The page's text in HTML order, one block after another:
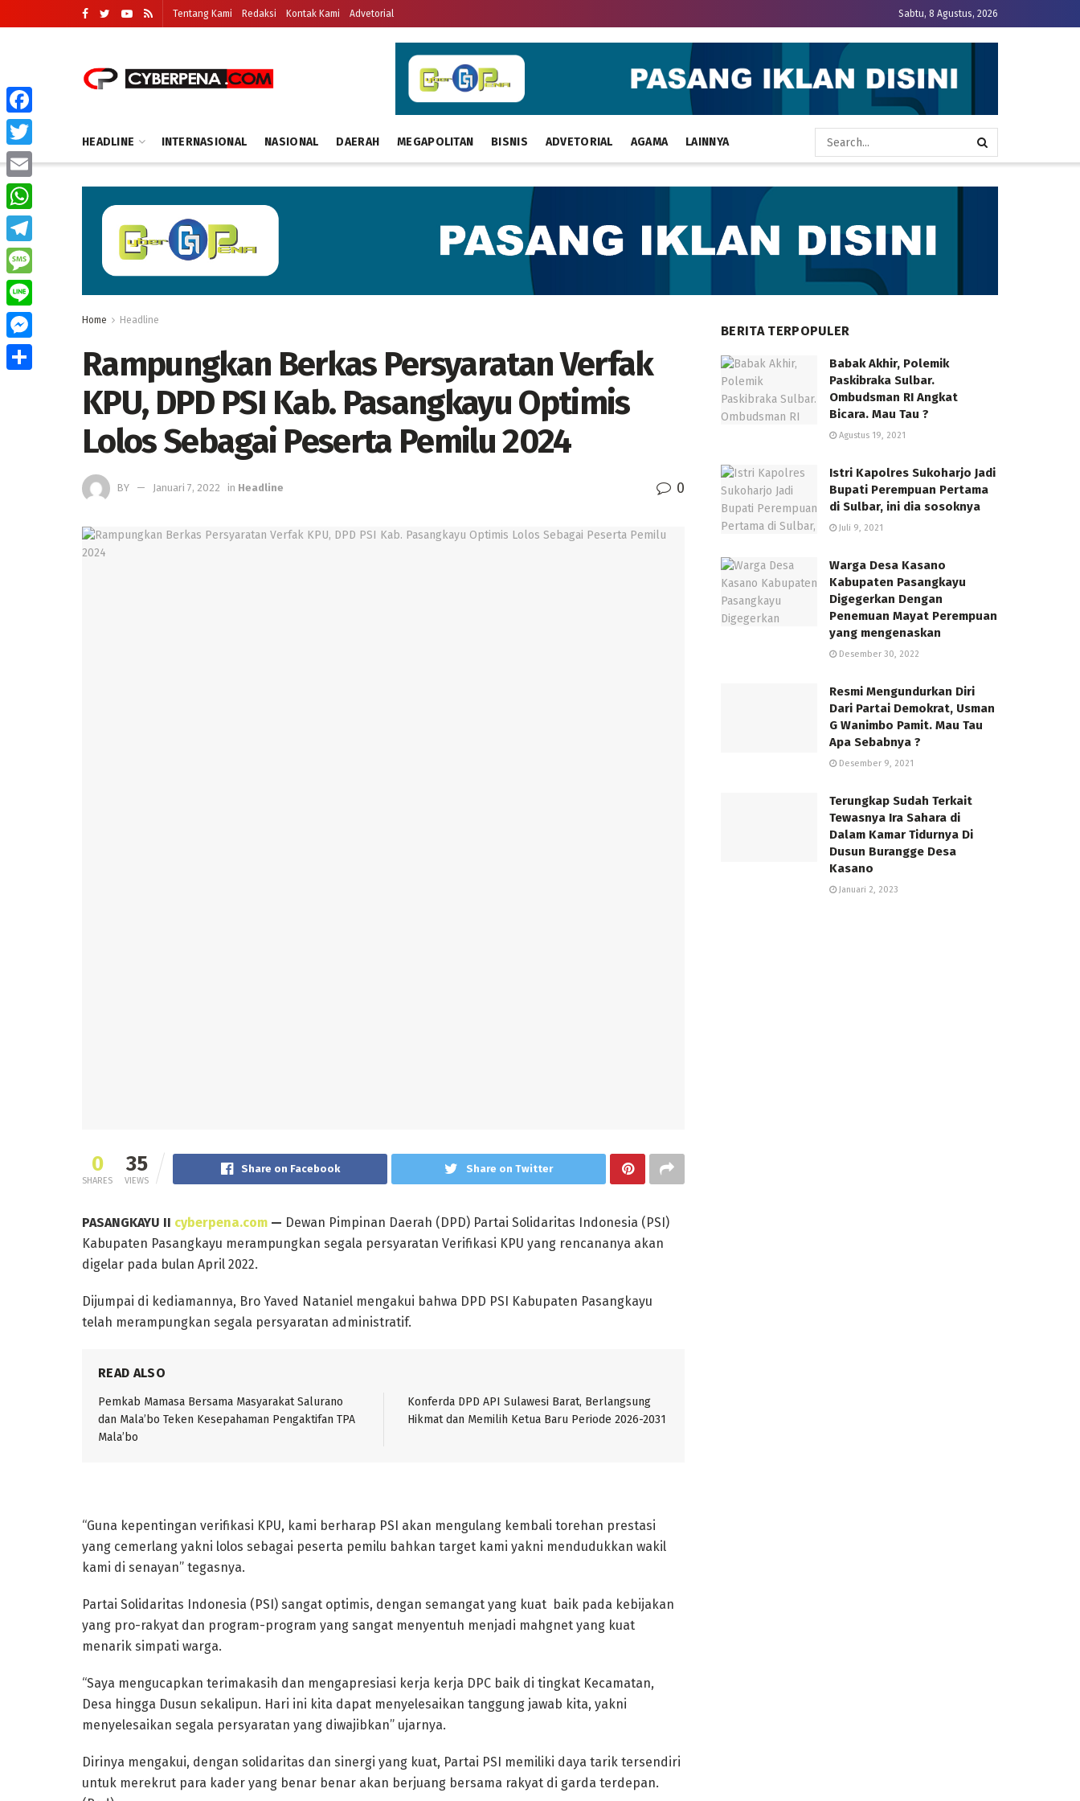
Tentang Kami Redaksi Kontak Kami Advetorial Sabtu, 8 Agustus, 2026
HEADLINE INTERNASIONAL NASIONAL DAERAH MEGAPOLITAN BISNIS ADVETORIAL AGAMA LAINNYA
Home Headline
Rampungkan Berkas Persyaratan Verfak
KPU, DPD PSI Kab. Pasangkayu Optimis
Lolos Sebagai Peserta Pemilu 2024
BY Januari 7, 2022 in Headline 0
0
SHARES
35
VIEWS
Share on Facebook Share on Twitter
PASANGKAYU II cyberpena.com — Dewan Pimpinan Daerah (DPD) Partai Solidaritas Indonesia (PSI)
Kabupaten Pasangkayu merampungkan segala persyaratan Verifikasi KPU yang rencananya akan
digelar pada bulan April 2022.
Dijumpai di kediamannya, Bro Yaved Nataniel mengakui bahwa DPD PSI Kabupaten Pasangkayu
telah merampungkan segala persyaratan administratif.
READ ALSO
Pemkab Mamasa Bersama Masyarakat Salurano
dan Mala’bo Teken Kesepahaman Pengaktifan TPA
Mala’bo
Konferda DPD API Sulawesi Barat, Berlangsung
Hikmat dan Memilih Ketua Baru Periode 2026-2031
“Guna kepentingan verifikasi KPU, kami berharap PSI akan mengulang kembali torehan prestasi
yang cemerlang yakni lolos sebagai peserta pemilu bahkan target kami yakni mendudukkan wakil
kami di senayan” tegasnya.
Partai Solidaritas Indonesia (PSI) sangat optimis, dengan semangat yang kuat baik pada kebijakan
yang pro-rakyat dan program-program yang sangat menyentuh menjadi mahgnet yang kuat
menarik simpati warga.
“Saya mengucapkan terimakasih dan mengapresiasi kerja kerja DPC baik di tingkat Kecamatan,
Desa hingga Dusun sekalipun. Hari ini kita dapat menyelesaikan tanggung jawab kita, yakni
menyelesaikan segala persyaratan yang diwajibkan” ujarnya.
Dirinya mengakui, dengan solidaritas dan sinergi yang kuat, Partai PSI memiliki daya tarik tersendiri
untuk merekrut para kader yang benar benar akan berjuang bersama rakyat di garda terdepan.
BERITA TERPOPULER
Babak Akhir, Polemik
Paskibraka Sulbar.
Ombudsman RI Angkat
Bicara. Mau Tau ?
Agustus 19, 2021
Istri Kapolres Sukoharjo Jadi
Bupati Perempuan Pertama
di Sulbar, ini dia sosoknya
Juli 9, 2021
Warga Desa Kasano
Kabupaten Pasangkayu
Digegerkan Dengan
Penemuan Mayat Perempuan
yang mengenaskan
Desember 30, 2022
Resmi Mengundurkan Diri
Dari Partai Demokrat, Usman
G Wanimbo Pamit. Mau Tau
Apa Sebabnya ?
Desember 9, 2021
Terungkap Sudah Terkait
Tewasnya Ira Sahara di
Dalam Kamar Tidurnya Di
Dusun Burangge Desa
Kasano
Januari 2, 2023
Facebook
Twitter
Email
WhatsApp
Telegram
Message
Line
Messenger